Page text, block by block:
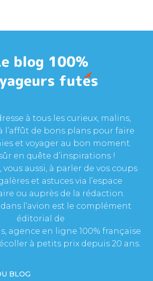
à tous les curieux, malins,
l’affût de bons plans pour faire
et voyager au bon moment.
en quête d’inspirations !
vous aussi, à parler de vos coups
et astuces via l’espace
ou auprès de la rédaction.
l’avion est le complément
éditorial de
agence en ligne 100% française
à petits prix depuis 20 ans.
BLOG